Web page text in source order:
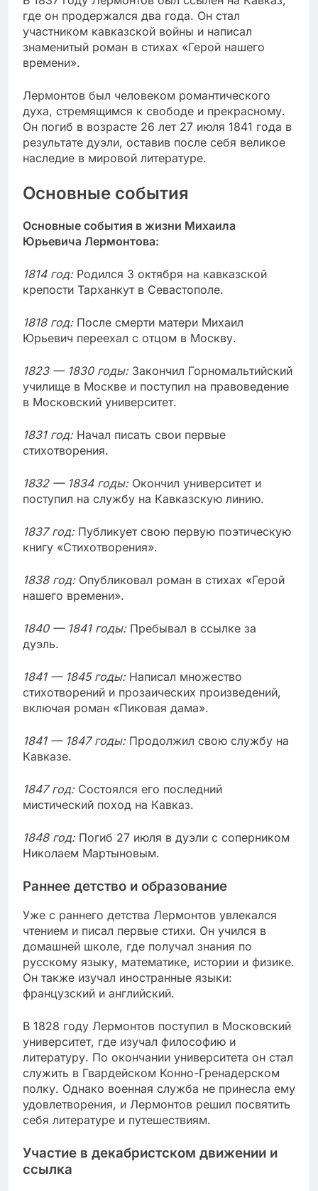
где он продержался два года. Он стал
участником кавказской войны и написал
знаменитый роман в стихах «Герой нашего
времени».
Лермонтов был человеком романтического
духа, стремящимся к свободе и прекрасному.
Он погиб в возрасте 26 лет 27 июля 1841 года в
результате дуэли, оставив после себя великое
наследие в мировой литературе.
Основные события
Основные события в жизни Михаила
Юрьевича Лермонтова:
1814 год:Родился 3 октября на кавказской
крепости Тарханкут в Севастополе.
1818 год:После смерти матери Михаил
Юрьевич переехал с отцом в Москву.
1823 — 1830 годы:Закончил Горномальтийский
училище в Москве и поступил на правоведение
в Московский университет.
1831 год:Начал писать свои первые
стихотворения.
1832 — 1834 годы:Окончил университет и
поступил на службу на Кавказскую линию.
1837 год:Публикует свою первую поэтическую
книгу «Стихотворения».
1838 год:Опубликовал роман в стихах «Герой
нашего времени».
1840 — 1841 годы:Пребывал в ссылке за
дуэль.
1841 — 1845 годы:Написал множество
стихотворений и прозаических произведений,
включая роман «Пиковая дама».
1841 — 1847 годы:Продолжил свою службу на
Кавказе.
1847 год:Состоялся его последний
мистический поход на Кавказ.
1848 год:Погиб 27 июля в дуэли с соперником
Николаем Мартыновым.
Раннее детство и образование
Уже с раннего детства Лермонтов увлекался
чтением и писал первые стихи. Он учился в
домашней школе, где получал знания по
русскому языку, математике, истории и физике.
Он также изучал иностранные языки:
французский и английский.
В 1828 году Лермонтов поступил в Московский
университет, где изучал философию и
литературу. По окончании университета он стал
служить в Гвардейском Конно-Гренадерском
полку. Однако военная служба не принесла ему
удовлетворения, и Лермонтов решил посвятить
себя литературе и путешествиям.
Участие в декабристском движении и
ссылка